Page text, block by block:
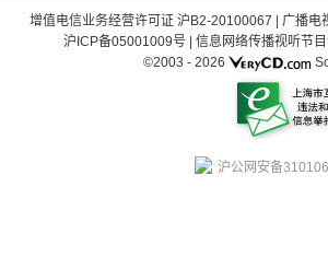
增值电信业务经营许可证 沪B2-20100067
广播电
沪ICP备05001009号| 信息网络传播视听节
©2003 - 2026
沪公网安备